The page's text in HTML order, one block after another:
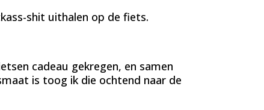
shit uithalen op de fiets.
cadeau gekregen, en samen
is toog ik die ochtend naar de